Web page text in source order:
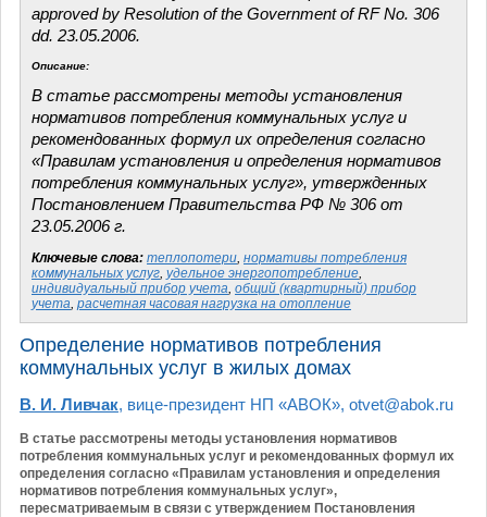
approved by Resolution of the Government ofRFNo. 306
dd. 23.05.2006.
Описание:
В статье рассмотрены методы установления
нормативов потребления коммунальных услуг и
рекомендованных формул их определения согласно
«Правилам установления и определения нормативов
потребления коммунальных услуг», утвержденных
Постановлением Правительства РФ № 306от
23.05.2006 г.
Ключевые слова: теплопотери, нормативы потребления
коммунальных услуг, удельное энергопотребление,
индивидуальный прибор учета, общий (квартирный) прибор
учета, расчетная часовая нагрузка на отопление
Определение нормативов потребления
коммунальных услуг в жилых домах
В. И. Ливчак, вице-президент НП «АВОК», otvet@abok.ru
В статье рассмотрены методы установления нормативов
потребления коммунальных услуг и рекомендованных формул их
определения согласно «Правилам установления и определения
нормативов потребления коммунальных услуг»,
пересматриваемым в связи с утверждением Постановления